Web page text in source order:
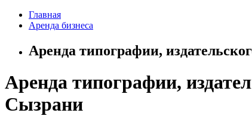
Главная
Аренда бизнеса
Аренда типографии,
Аренда типографии,
Сызрани